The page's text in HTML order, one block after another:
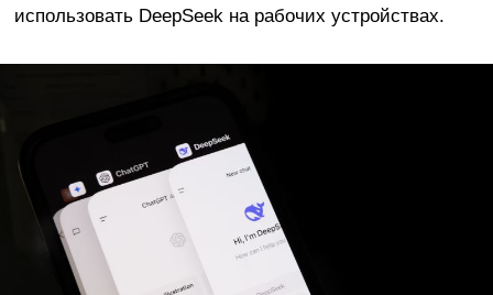
использовать DeepSeek на рабочих устройствах.